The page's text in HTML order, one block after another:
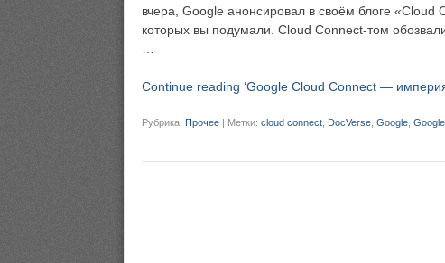
вчера, Google анонсировал в своём блоге «Cloud
которых вы подумали. Cloud Connect-том
Continue reading ‘Google Cloud Connect —
Рубрика: Прочее | Метки: cloud connect DocVerse Google